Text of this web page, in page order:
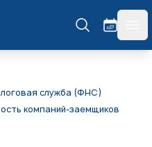
служба (ФНС)
компаний-заемщиков